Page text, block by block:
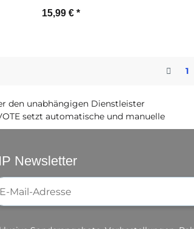
15,99 € *
1
den unabhängigen Dienstleister
setzt automatische und manuelle
Newsletter
Registrierung